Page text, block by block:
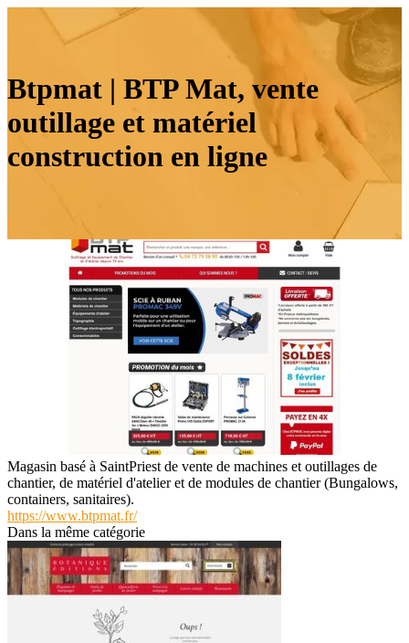
Btpmat | BTP Mat, vente
outillage et matériel
construction en ligne
Magasin basé à SaintPriest de vente de machines et outillages de
chantier, de matériel d'atelier et de modules de chantier (Bungalows,
containers, sanitaires).
https://www.btpmat.fr/
Dans la même catégorie